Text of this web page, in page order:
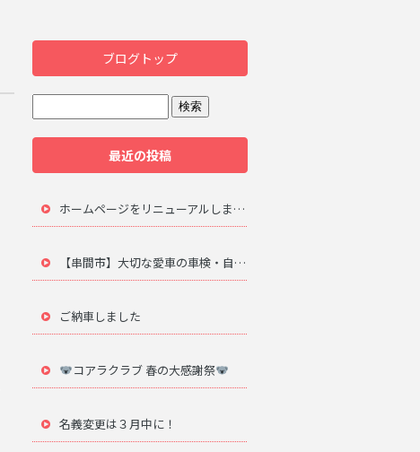
ブログトップ
最近の投稿
ホームページをリニューアルしました。
【串間市】大切な愛車の車検・自動車修理は地元のプロにお任せ
ご納車しました
コアラクラブ 春の大感謝祭
名義変更は３月中に！